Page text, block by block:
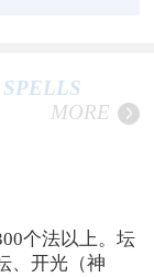
MORE
个法以上。坛
、开光（神